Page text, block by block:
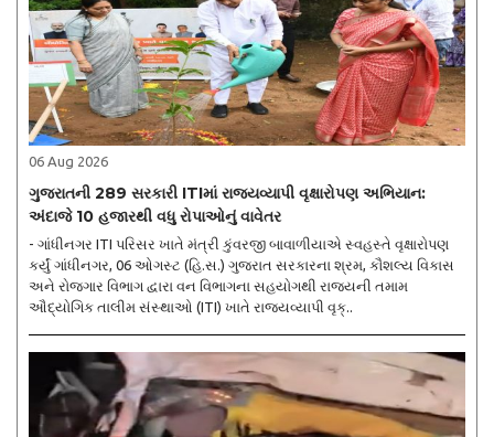
06 Aug 2026
ગુજરાતની 289 સરકારી ITIમાં રાજ્યવ્યાપી વૃક્ષારોપણ અભિયાન:
અંદાજે 10 હજારથી વધુ રોપાઓનું વાવેતર
- ગાંધીનગર ITI પરિસર ખાતે મંત્રી કુંવરજી બાવાળીયાએ સ્વહસ્તે વૃક્ષારોપણ
કર્યું ગાંધીનગર, 06 ઓગસ્ટ (હિ.સ.) ગુજરાત સરકારના શ્રમ, કૌશલ્ય વિકાસ
અને રોજગાર વિભાગ દ્વારા વન વિભાગના સહયોગથી રાજ્યની તમામ
ઔદ્યોગિક તાલીમ સંસ્થાઓ (ITI) ખાતે રાજ્યવ્યાપી વૃક્..